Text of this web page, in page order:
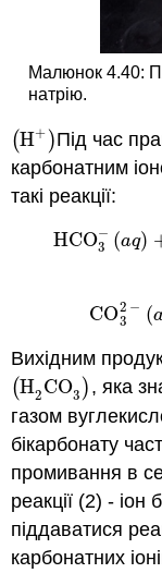
Малюнок 4.40:
натрію.
(H+ )
(H+) Під час
карбонатним
такі реакції:
HCO−
3 (aq)
HCO3−(aq) +
CO2 −
3
(
(2)CO32
Вихідним
(H2CO3 )
(H2CO3 ) , яка
газом
бікарбонату
промивання в
реакції (2) - іон
піддаватися
карбонатних